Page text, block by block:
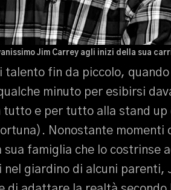
Jim Carrey agli inizi della sua
talento fin da piccolo,
minuto per esibirsi
tutto e per tutto alla stand up
Nonostante
sua famiglia che lo costrinse
giardino di alcuni parenti,